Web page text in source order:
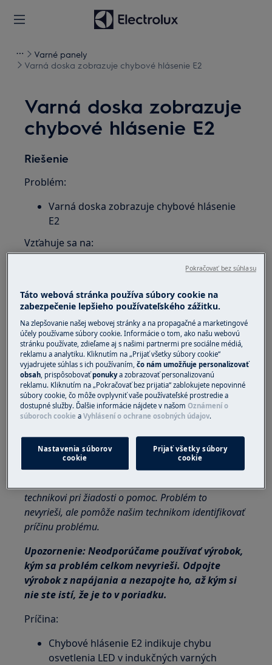
Varné panely
Varná doska zobrazuje chybové hlásenie E2
Varná doska zobrazuje
chybové hlásenie E2
Riešenie
Problém:
Varná doska zobrazuje chybové hlásenie
E2
Vzťahuje sa na:
integrované indukčné varné dosky
Riešenie:
1. Odpojte spotrebič od napájania aspoň na
30 sekúnd.
Znova ho pripojte a zapnite.
2. Kontaktujte autorizované servisné
stredisko.
odporúčame požiadať o návštevu servisného
technika.
technikovi pri žiadosti o pomoc. Problém to
nevyrieši, ale pomôže našim technikom identifikovať
príčinu problému.
Upozornenie: Neodporúčame používať výrobok,
kým sa problém celkom nevyrieši. Odpojte
výrobok z napájania a nezapojte ho, až kým si
nie ste istí, že je to v poriadku.
Príčina:
Chybové hlásenie E2 indikuje chybu
osvetlenia LED v indukčných varných
Táto webová stránka používa súbory cookie na
zabezpečenie lepšieho používateľského zážitku.
Na zlepšovanie našej webovej stránky a na propagačné a marketingové
účely používame súbory cookie. Informácie o tom, ako našu webovú
stránku používate, zdieľame aj s našimi partnermi pre sociálne médiá,
reklamu a analytiku. Kliknutím na „Prijať všetky súbory cookie“
vyjadrujete súhlas s ich používaním,čo nám umožňuje personalizovať
obsah, prispôsobovaťponukya zobrazovať personalizovanú
reklamu. Kliknutím na „Pokračovať bez prijatia“ zablokujete nepovinné
súbory cookie, čo môže ovplyvniť vaše používateľské prostredie a
dostupné služby. Ďalšie informácie nájdete v našomOznámení o
súboroch cookie aVyhlásení o ochrane osobných údajov.
Nastavenia súborov
cookie
Prijať všetky súbory
cookie
Pokračovať bez súhlasu